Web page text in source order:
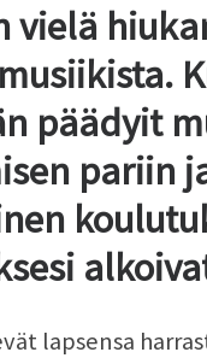
vielä
päädyit
pariin
lapsensa